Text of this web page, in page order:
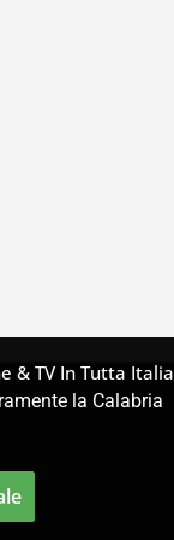
& TV In Tutta Italia
la Calabria